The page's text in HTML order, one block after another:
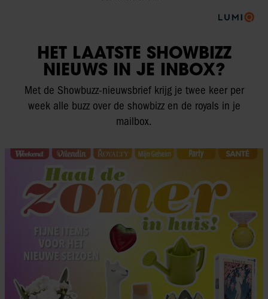
HET LAATSTE SHOWBIZZ
NIEUWS IN JE INBOX?
Met de Showbuzz-nieuwsbrief krijg je twee keer per
week alle buzz over de showbizz en de royals in je
mailbox.